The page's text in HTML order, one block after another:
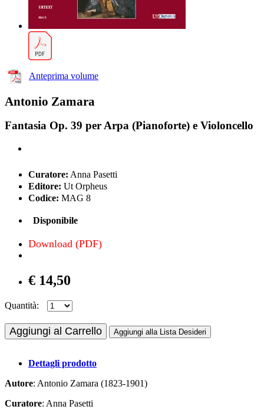
Anteprima volume
Antonio Zamara
Fantasia Op. 39 per Arpa (Pianoforte) e Violoncello
Curatore: Anna Pasetti
Editore: Ut Orpheus
Codice: MAG 8
Disponibile
Download (PDF)
€ 14,50
Quantità:
Aggiungi al Carrello Aggiungi alla Lista Desideri
Dettagli prodotto
Autore: Antonio Zamara (1823-1901)
Curatore: Anna Pasetti